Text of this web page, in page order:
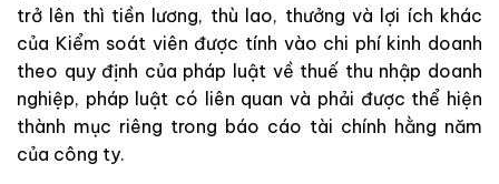
trở lên thì tiền lương, thù lao, thưởng và lợi ích khác
của Kiểm soát viên được tính vào chi phí kinh doanh
theo quy định của pháp luật về thuế thu nhập doanh
nghiệp, pháp luật có liên quan và phải được thể hiện
thành mục riêng trong báo cáo tài chính hằng năm
của công ty.